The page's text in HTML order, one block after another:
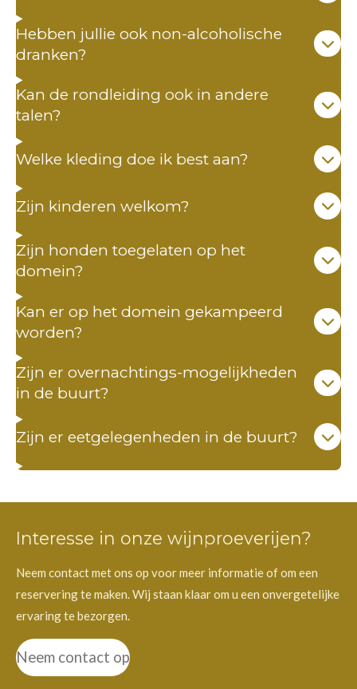
Hebben jullie ook non-alcoholische
dranken?
Kan de rondleiding ook in andere
talen?
Welke kleding doe ik best aan?
Zijn kinderen welkom?
Zijn honden toegelaten op het
domein?
Kan er op het domein gekampeerd
worden?
Zijn er overnachtings-mogelijkheden
in de buurt?
Zijn er eetgelegenheden in de buurt?
Interesse in onze wijnproeverijen?
Neem contact met ons op voor meer informatie of om een
reservering te maken. Wij staan klaar om u een onvergetelijke
ervaring te bezorgen.
Neem contact op